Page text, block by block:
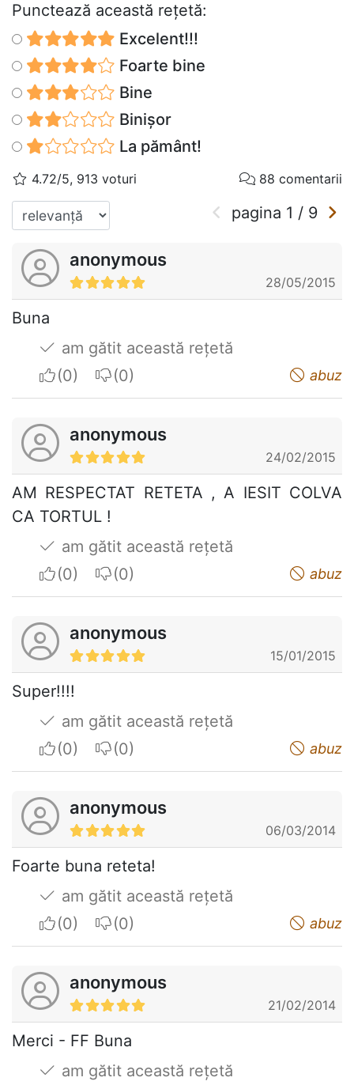
Punctează această reţetă:
Excelent!!!
Foarte bine
Bine
Binișor
La pământ!
4.72/5, 913 voturi 88 comentarii
pagina 1 / 9
anonymous
28/05/2015
Buna
am gătit această rețetă
I apreciateI do not appreciate abuz
anonymous
24/02/2015
AM RESPECTAT RETETA , A IESIT COLVA
CA TORTUL !
am gătit această rețetă
I apreciateI do not appreciate abuz
anonymous
15/01/2015
Super!!!!
am gătit această rețetă
I apreciateI do not appreciate abuz
anonymous
06/03/2014
Foarte buna reteta!
am gătit această rețetă
I apreciateI do not appreciate abuz
anonymous
21/02/2014
Merci - FF Buna
am gătit această rețetă